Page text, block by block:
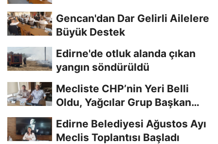
Gencan'dan Dar Gelirli Ailelere
Büyük Destek
Edirne'de otluk alanda çıkan
yangın söndürüldü
Mecliste CHP’nin Yeri Belli
Oldu, Yağcılar Grup Başkan
Edirne Belediyesi Ağustos Ayı
Meclis Toplantısı Başladı